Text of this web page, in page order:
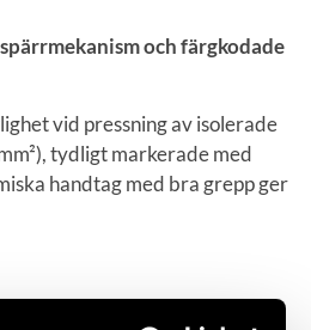
och färgkodade
vid pressning av isolerade
tydligt markerade med
handtag med bra grepp ger